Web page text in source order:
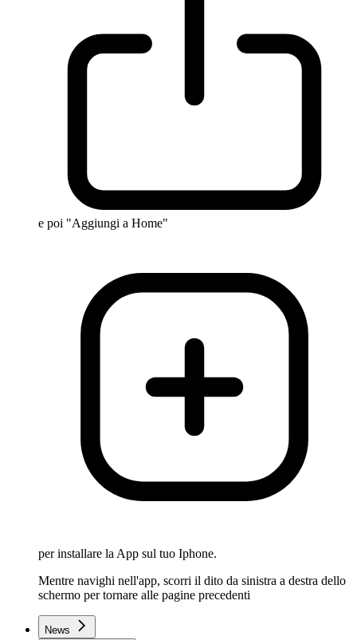
e poi "Aggiungi a Home"
per installare la App sul tuo Iphone.
Mentre navighi nell'app, scorri il dito da sinistra a destra dello
schermo per tornare alle pagine precedenti
News